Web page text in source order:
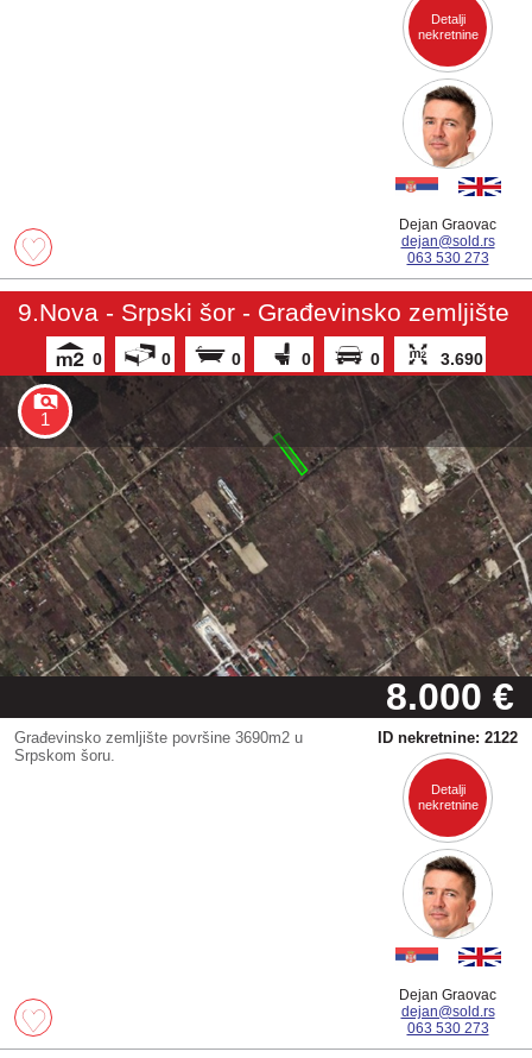
Detalji
nekretnine
Dejan Graovac
dejan@sold.rs
063 530 273
9.Nova - Srpski šor - Građevinsko zemljište
0 0 0 0 0 3.690
1
8.000 €
Građevinsko zemljište površine 3690m2 u
Srpskom šoru.
ID nekretnine: 2122
Detalji
nekretnine
Dejan Graovac
dejan@sold.rs
063 530 273